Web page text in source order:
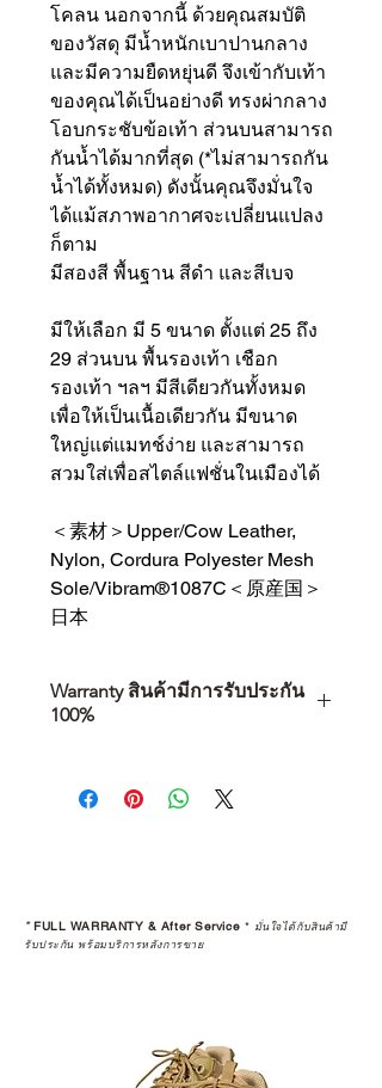
โคลน นอกจากนี้ ด้วยคุณสมบัติ
ของวัสดุ มีน้ำหนักเบาปานกลาง
และมีความยืดหยุ่นดี จึงเข้ากับเท้า
ของคุณได้เป็นอย่างดี ทรงผ่ากลาง
โอบกระชับข้อเท้า ส่วนบนสามารถ
กันน้ำได้มากที่สุด (*ไม่สามารถกัน
น้ำได้ทั้งหมด) ดังนั้นคุณจึงมั่นใจ
ได้แม้สภาพอากาศจะเปลี่ยนแปลง
ก็ตาม
มีสองสี พื้นฐาน สีดำ และสีเบจ
มีให้เลือก มี 5 ขนาด ตั้งแต่ 25 ถึง
29 ส่วนบน พื้นรองเท้า เชือก
รองเท้า ฯลฯ มีสีเดียวกันทั้งหมด
เพื่อให้เป็นเนื้อเดียวกัน มีขนาด
ใหญ่แต่แมทช์ง่าย และสามารถ
สวมใส่เพื่อสไตล์แฟชั่นในเมืองได้
＜素材＞Upper/Cow Leather,
Nylon, Cordura Polyester Mesh
Sole/Vibram®1087C＜原産国＞
日本
Warranty สินค้ามีการรับประกัน
100%
คุณตัดสินใจซื้อ แต่รวมไปถึง
“ประสบการณ์หลังการใช้งาน” ใน
STUDIO และร้านตัวแทนจำหน่ายที่
ได้รับการแต่งตั้งอย่างเป็นทางการ จะ
เป็นการให้คำแนะนำ การดูแลสินค้า
หรือการแก้ไขปัญหาที่อาจเกิดขึ้นใน
*FULL WARRANTY & After Service * มั่นใจได้กับสินค้ามี
รับประกัน พร้อมบริการหลังการขาย